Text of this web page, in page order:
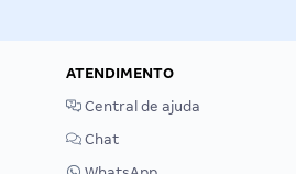
ATENDIMENTO
Central de ajuda
Chat